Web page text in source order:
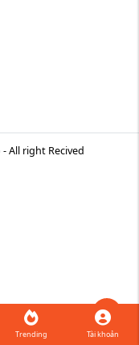
All right Recived
Trending Tài khoản